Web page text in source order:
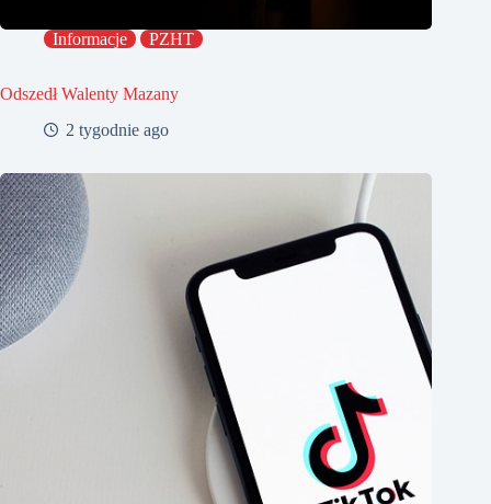
Informacje PZHT
Odszedł Walenty Mazany
2 tygodnie ago